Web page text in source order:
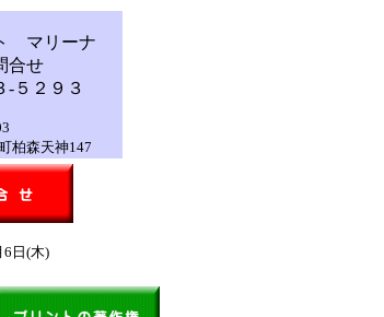
の受付で商品の出荷・在庫確認等はできません。毎
マリーナ
合せ
５２９３
森天神147
6日(木)